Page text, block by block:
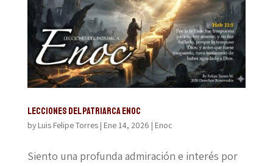
Lecciones del patriarca Enoc
by Luis Felipe Torres| Ene 14, 2026 | Enoc
Siento una profunda admiración e interés por